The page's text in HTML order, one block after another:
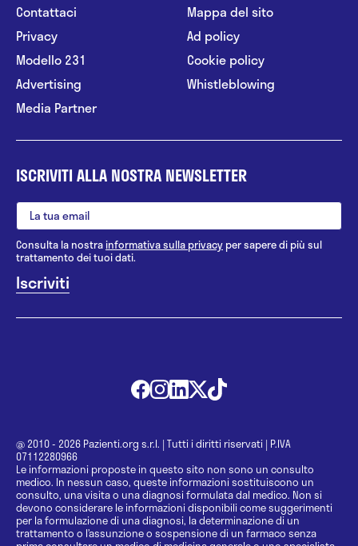
Contattaci
Privacy
Modello 231
Advertising
Media Partner
Mappa del sito
Ad policy
Cookie policy
Whistleblowing
ISCRIVITI ALLA NOSTRA NEWSLETTER
Consulta la nostrainformativa sulla privacy per sapere di più sul
trattamento dei tuoi dati.
@ 2010 - 2026 Pazienti.org s.r.l. | Tutti i diritti riservati | P.IVA
07112280966
Le informazioni proposte in questo sito non sono un consulto
medico. In nessun caso, queste informazioni sostituiscono un
consulto, una visita o una diagnosi formulata dal medico. Non si
devono considerare le informazioni disponibili come suggerimenti
per la formulazione di una diagnosi, la determinazione di un
trattamento o l’assunzione o sospensione di un farmaco senza